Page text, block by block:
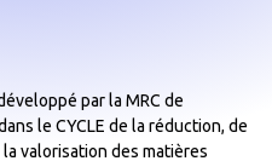
par la MRC de
le CYCLE de la réduction, de
valorisation des matières